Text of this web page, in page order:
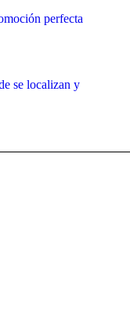
perfecta
se localizan y